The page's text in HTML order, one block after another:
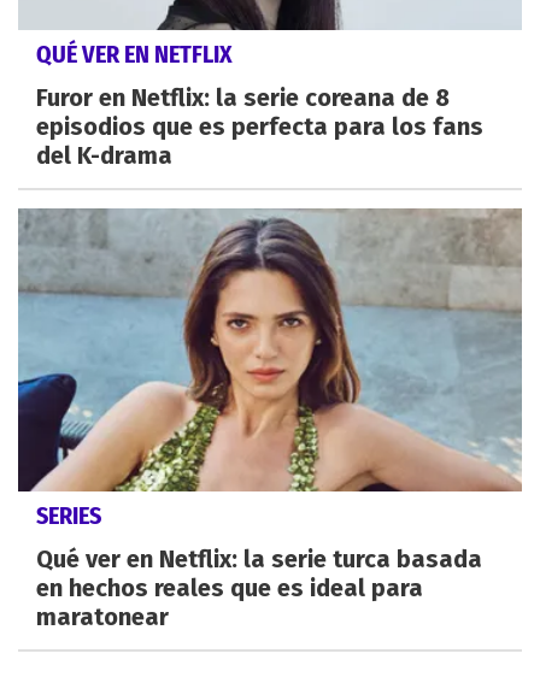
QUÉ VER EN NETFLIX
Furor en Netflix: la serie coreana de 8
episodios que es perfecta para los fans
del K-drama
SERIES
Qué ver en Netflix: la serie turca basada
en hechos reales que es ideal para
maratonear